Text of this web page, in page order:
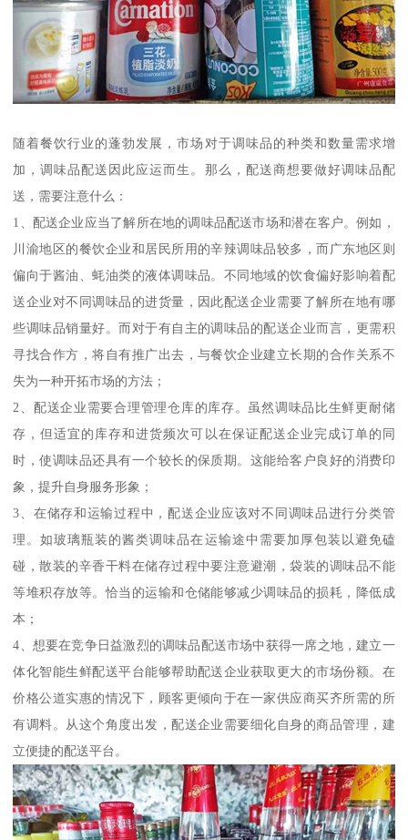
随着餐饮行业的蓬勃发展，市场对于调味品的种类和数量需求增
加，调味品配送因此应运而生。那么，配送商想要做好调味品配
送，需要注意什么：
1、配送企业应当了解所在地的调味品配送市场和潜在客户。例如，
川渝地区的餐饮企业和居民所用的辛辣调味品较多，而广东地区则
偏向于酱油、蚝油类的液体调味品。不同地域的饮食偏好影响着配
送企业对不同调味品的进货量，因此配送企业需要了解所在地有哪
些调味品销量好。而对于有自主的调味品的配送企业而言，更需积
寻找合作方，将自有推广出去，与餐饮企业建立长期的合作关系不
失为一种开拓市场的方法；
2、配送企业需要合理管理仓库的库存。虽然调味品比生鲜更耐储
存，但适宜的库存和进货频次可以在保证配送企业完成订单的同
时，使调味品还具有一个较长的保质期。这能给客户良好的消费印
象，提升自身服务形象；
3、在储存和运输过程中，配送企业应该对不同调味品进行分类管
理。如玻璃瓶装的酱类调味品在运输途中需要加厚包装以避免磕
碰，散装的辛香干料在储存过程中要注意避潮，袋装的调味品不能
等堆积存放等。恰当的运输和仓储能够减少调味品的损耗，降低成
本；
4、想要在竞争日益激烈的调味品配送市场中获得一席之地，建立一
体化智能生鲜配送平台能够帮助配送企业获取更大的市场份额。在
价格公道实惠的情况下，顾客更倾向于在一家供应商买齐所需的所
有调料。从这个角度出发，配送企业需要细化自身的商品管理，建
立便捷的配送平台。